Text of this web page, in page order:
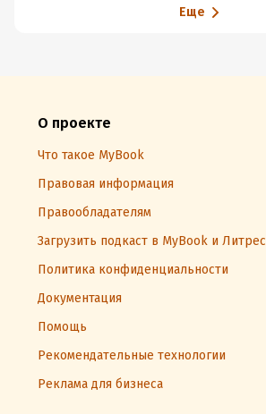
Еще
О проекте
Что такое MyBook
Правовая информация
Правообладателям
Загрузить подкаст в MyBook и Литрес
Политика конфиденциальности
Документация
Помощь
Рекомендательные технологии
Реклама для бизнеса